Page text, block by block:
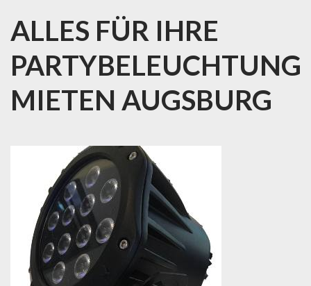
ALLES FÜR IHRE
PARTYBELEUCHTUNG
MIETEN AUGSBURG